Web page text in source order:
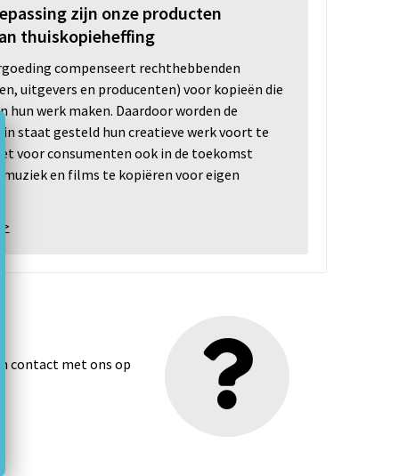
zijn onze producten
thuiskopieheffing
compenseert rechthebbenden
uitgevers en producenten) voor kopieën die
hun werk maken. Daardoor worden de
staat gesteld hun creatieve werk voort te
voor consumenten ook in de toekomst
en films te kopiëren voor eigen
contact met ons op